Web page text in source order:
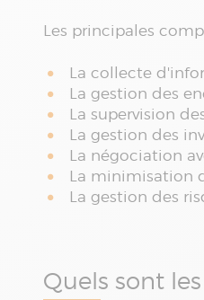
Les principales
La collecte
La gestion des
La supervision
La gestion des
La négociation
La minimisation
La gestion des
Quels sont